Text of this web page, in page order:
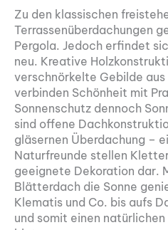
Zu den klassischen
Terrassenüberdachungen
Pergola. Jedoch erfindet
neu. Kreative
verschnörkelte Gebilde
verbinden Schönheit mit
Sonnenschutz dennoch
sind offene
gläsernen Überdachung –
Naturfreunde stellen
geeignete Dekoration dar.
Blätterdach die Sonne
Klematis und Co. bis aufs
und somit einen